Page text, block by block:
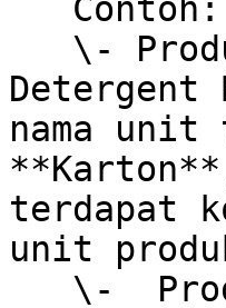
nama
terdapat
unit